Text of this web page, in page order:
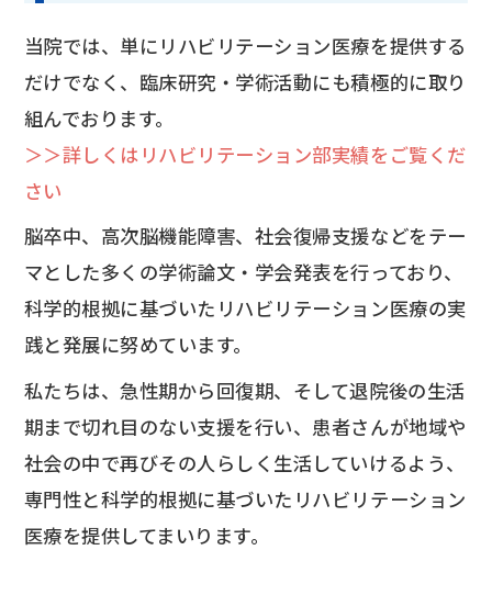
当院では、単にリハビリテーション医療を提供する
だけでなく、臨床研究・学術活動にも積極的に取り
組んでおります。
＞＞詳しくはリハビリテーション部実績をご覧くだ
さい
脳卒中、高次脳機能障害、社会復帰支援などをテー
マとした多くの学術論文・学会発表を行っており、
科学的根拠に基づいたリハビリテーション医療の実
践と発展に努めています。
私たちは、急性期から回復期、そして退院後の生活
期まで切れ目のない支援を行い、患者さんが地域や
社会の中で再びその人らしく生活していけるよう、
専門性と科学的根拠に基づいたリハビリテーション
医療を提供してまいります。